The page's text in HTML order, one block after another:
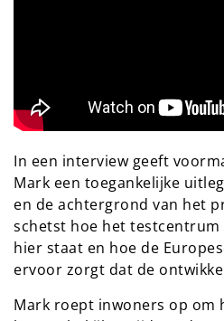
In een interview geeft
Mark een toegankelijke
en de achtergrond van het
schetst hoe het
hier staat en hoe de
ervoor zorgt dat de
Mark roept inwoners op om